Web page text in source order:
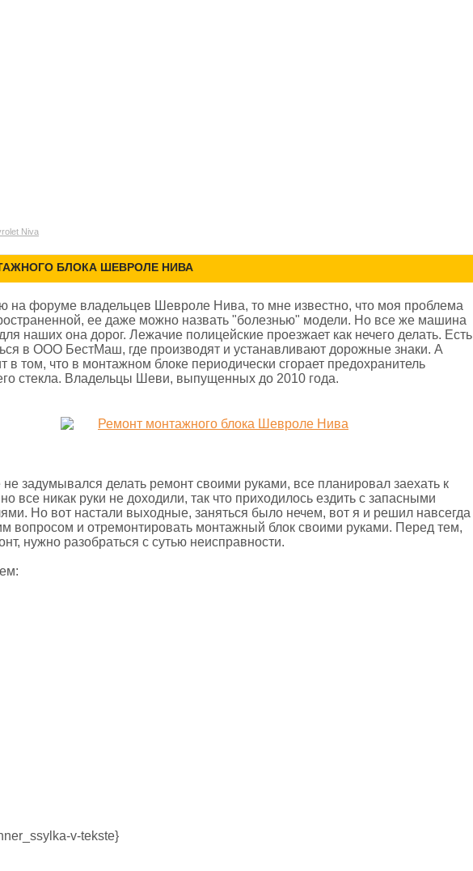
Niva
БЛОКА ШЕВРОЛЕ НИВА
на форуме владельцев Шевроле Нива, то мне известно, что моя проблема
ее даже можно назвать "болезнью" модели. Но все же машина
наших она дорог. Лежачие полицейские проезжает как нечего делать. Есть
в ООО БестМаш, где производят и устанавливают дорожные знаки. А
в том, что в монтажном блоке периодически сгорает предохранитель
стекла. Владельцы Шеви, выпущенных до 2010 года.
задумывался делать ремонт своими руками, все планировал заехать к
но все никак руки не доходили, так что приходилось ездить с запасными
Но вот настали выходные, заняться было нечем, вот я и решил навсегда
вопросом и отремонтировать монтажный блок своими руками. Перед тем,
нужно разобраться с сутью неисправности.
v-tekste}